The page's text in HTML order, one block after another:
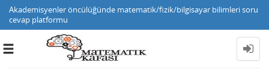
Akademisyenler öncülüğünde matematik/fizik/bilgisayar bilimleri soru
cevap platformu
Toggle